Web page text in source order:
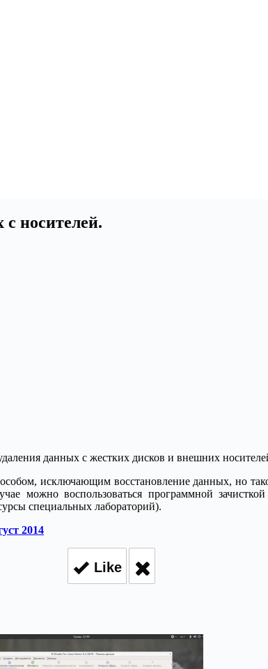
носителей.
данных с жестких дисков и внешних
исключающим восстановление данных, но
можно воспользоваться программной
специальных лабораторий).
2014
Like